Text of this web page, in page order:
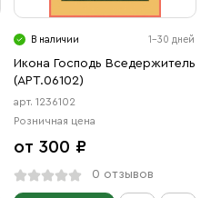
В наличии 1-30 дней
Икона Господь Вседержитель
(АРТ.06102)
арт. 1236102
Розничная цена
от 300 ₽
0 отзывов